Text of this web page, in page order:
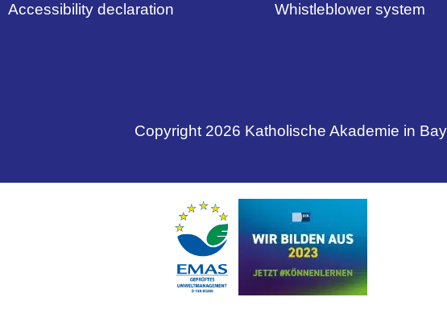
Accessibility declaration Whistleblower system
Copyright 2026 Katholische Akademie in